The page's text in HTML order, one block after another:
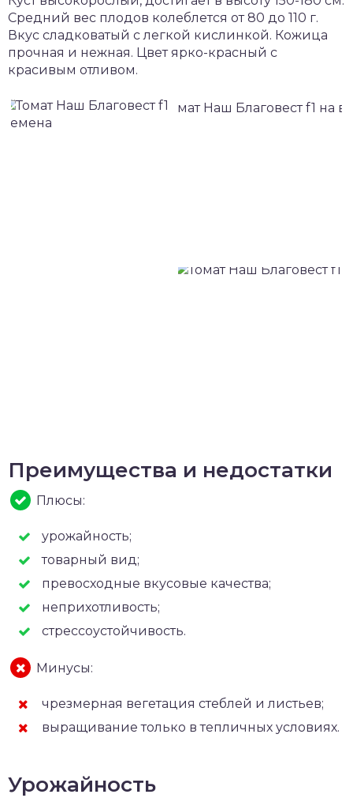
Средний вес плодов колеблется от 80 до 110 г.
Вкус сладковатый с легкой кислинкой. Кожица
прочная и нежная. Цвет ярко-красный с
красивым отливом.
Преимущества и недостатки
Плюсы:
урожайность;
товарный вид;
превосходные вкусовые качества;
неприхотливость;
стрессоустойчивость.
Минусы:
чрезмерная вегетация стеблей и листьев;
выращивание только в тепличных условиях.
Урожайность